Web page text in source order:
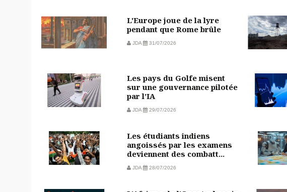
L'Europe joue de la lyre
pendant que Rome brûle
JDA 31/07/2026
Les pays du Golfe misent
sur une gouvernance pilotée
par l’IA
JDA 29/07/2026
Les étudiants indiens
angoissés par les examens
deviennent des combatt...
JDA 28/07/2026